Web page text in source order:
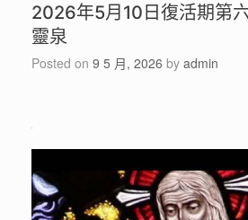
2026年5月10日復活期第
靈泉
Posted on 9 5 月, 2026 by admin